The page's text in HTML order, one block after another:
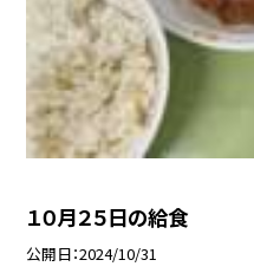
１０月２５日の給食
公開日 2024/10/31